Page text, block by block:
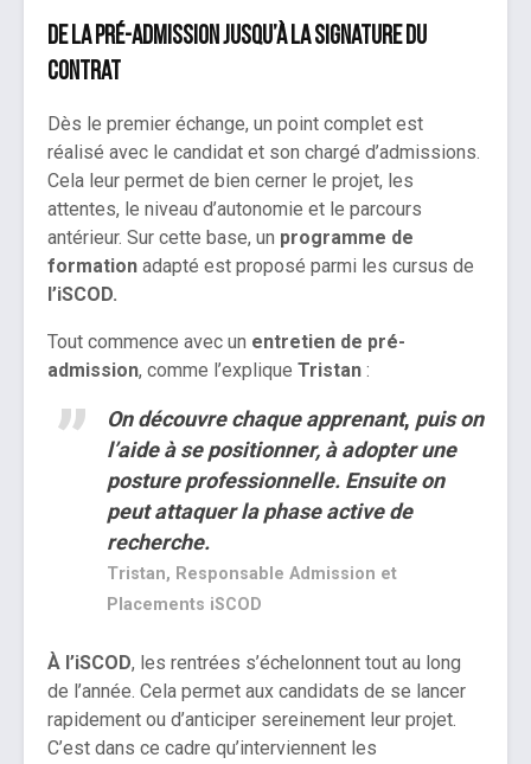
De la pré-admission jusqu’à la signature du
contrat
Dès le premier échange, un point complet est
réalisé avec le candidat et son chargé d’admissions.
Cela leur permet de bien cerner le projet, les
attentes, le niveau d’autonomie et le parcours
antérieur. Sur cette base, un programme de
formation adapté est proposé parmi les cursus de
l’iSCOD.
Tout commence avec un entretien de pré-
admission, comme l’explique Tristan :
On découvre chaque apprenant, puis on
l’aide à se positionner, à adopter une
posture professionnelle. Ensuite on
peut attaquer la phase active de
recherche.
Tristan, Responsable Admission et
Placements iSCOD
À l’iSCOD, les rentrées s’échelonnent tout au long
de l’année. Cela permet aux candidats de se lancer
rapidement ou d’anticiper sereinement leur projet.
C’est dans ce cadre qu’interviennent les